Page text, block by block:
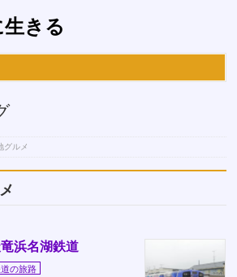
きる
グルメ
浜名湖鉄道
の旅路